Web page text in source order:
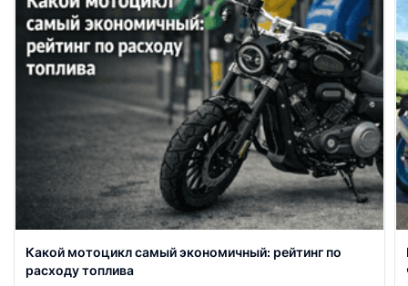
Какой мотоцикл самый экономичный: рейтинг по
расходу топлива